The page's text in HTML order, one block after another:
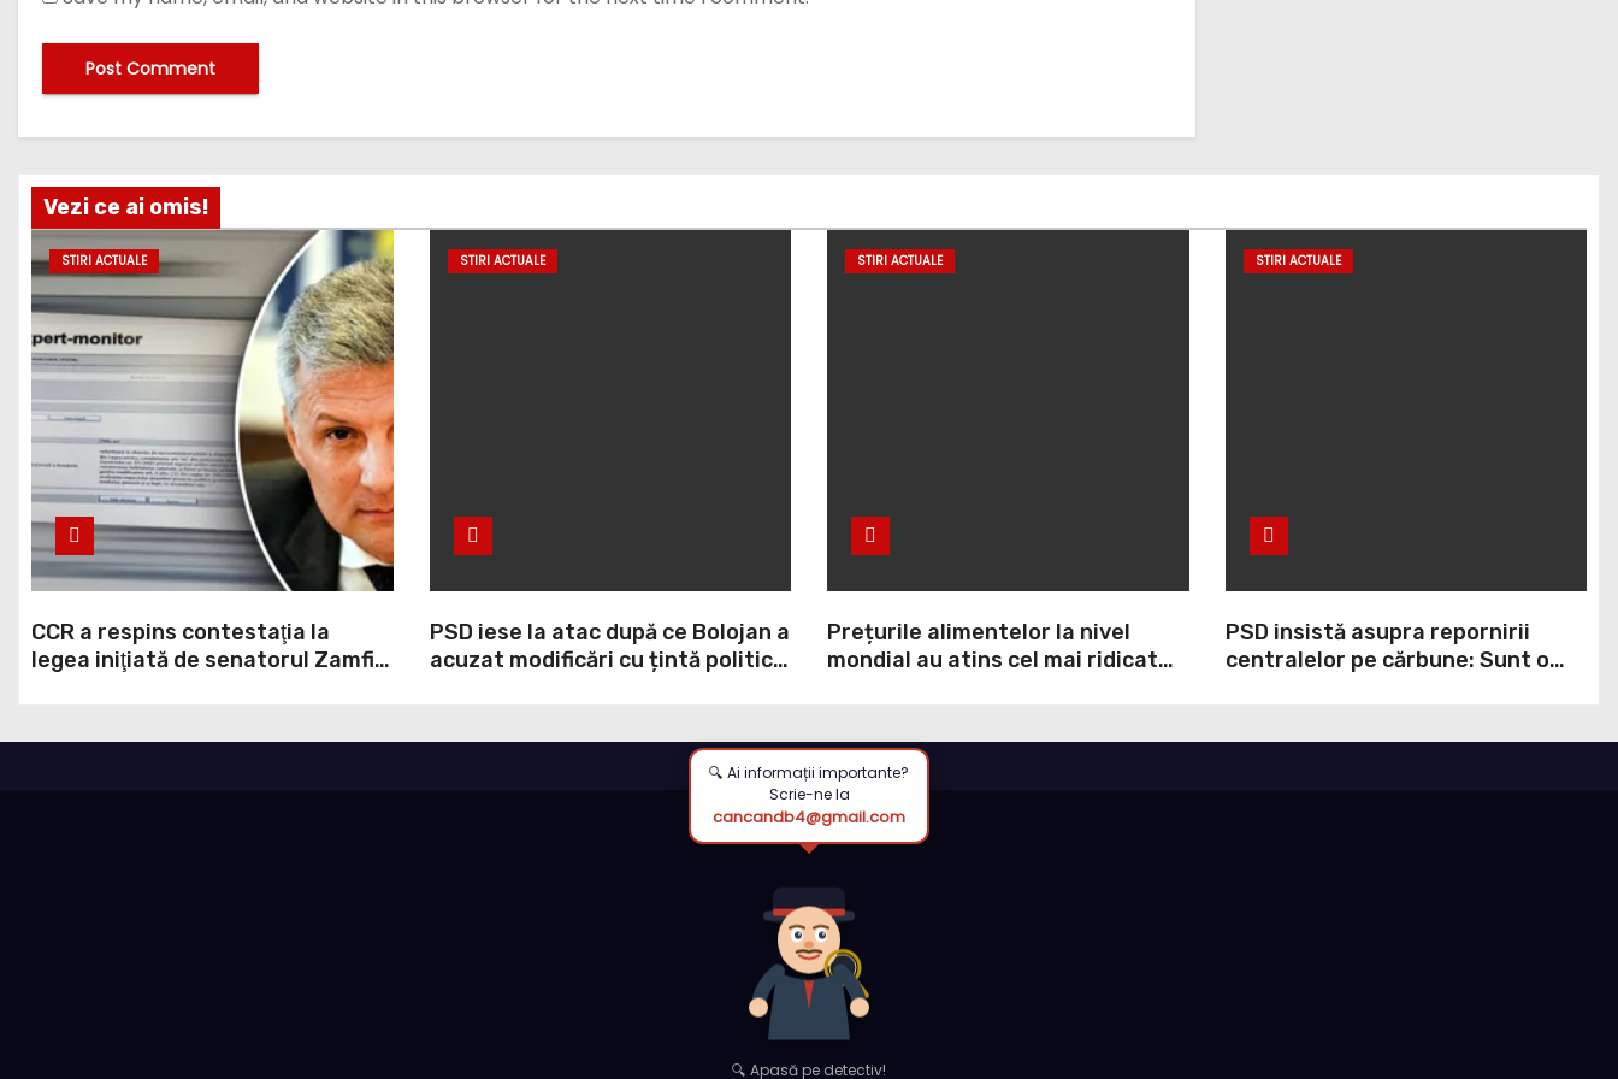
Vezi ce ai omis!
STIRI ACTUALE
CCR a respins contestaţia la
legea iniţiată de senatorul Zamfir
zonele protejate
STIRI ACTUALE
PSD iese la atac după ce Bolojan a
acuzat modificări cu țintă politică
acopere culpa PNL-USR
STIRI ACTUALE
Prețurile alimentelor la nivel
mondial au atins cel mai ridicat
mai mult (+5,8%), pe fondul
secetei, dar și al temerilor că
războiul din Ucraina va perturba
din nou exporturile prin Marea
Neagră.
STIRI ACTUALE
PSD insistă asupra repornirii
centralelor pe cărbune: Sunt o
🔍 Ai informații importante?
Scrie-ne la
cancandb4@gmail.com
🔍 Apasă pe detectiv!